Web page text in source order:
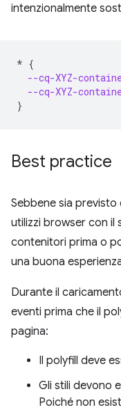
intenzionalmente
* {
--cq-XYZ-
--cq-XYZ-
}
Best practice
Sebbene sia
utilizzi browser con
contenitori prima o
una buona
Durante il
eventi prima che il
pagina:
Il polyfill deve
Gli stili devono
Poiché non